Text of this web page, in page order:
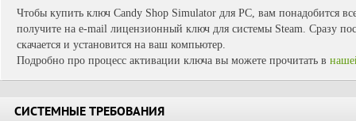
Чтобы купить ключ Candy Shop Simulator для PC, вам понадобится
получите на e-mail лицензионный ключ для системы Steam. Сразу
скачается и установится на ваш компьютер.
Подробно про процесс активации ключа вы можете прочитать в
СИСТЕМНЫЕ ТРЕБОВАНИЯ